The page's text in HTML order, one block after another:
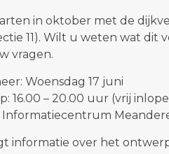
in oktober met de
11). Wilt u weten wat
vragen.
Woensdag 17 juni
16.00 – 20.00 uur (vrij
Informatiecentrum
informatie over het